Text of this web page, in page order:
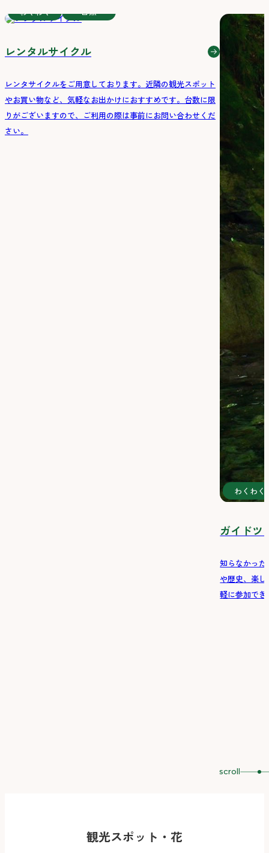
わくわく 自然
レンタルサイクル
レンタサイクルをご用意しております。近隣の観光スポット
やお買い物など、気軽なお出かけにおすすめです。台数に限
りがございますので、ご利用の際は事前にお問い合わせくだ
さい。
わくわく
ガイドツ
知らなかっ
や歴史、楽
軽に参加で
scroll
観光スポット・花